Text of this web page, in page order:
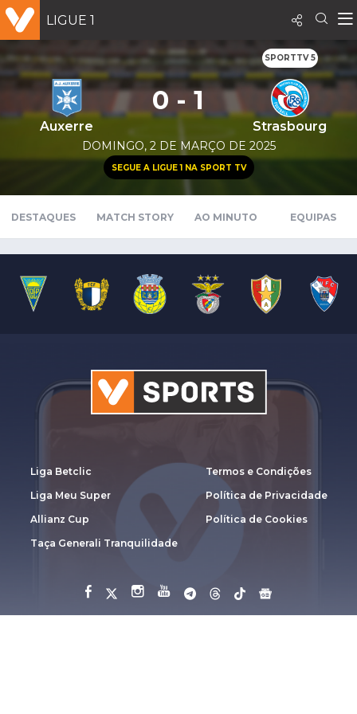
LIGUE 1
SPORTTV 5
Auxerre
0 - 1
Strasbourg
DOMINGO, 2 DE MARÇO DE 2025
SEGUE A LIGUE 1 NA SPORT TV
DESTAQUES MATCH STORY AO MINUTO EQUIPAS
Liga Betclic
Liga Meu Super
Allianz Cup
Taça Generali Tranquilidade
Termos e Condições
Política de Privacidade
Política de Cookies